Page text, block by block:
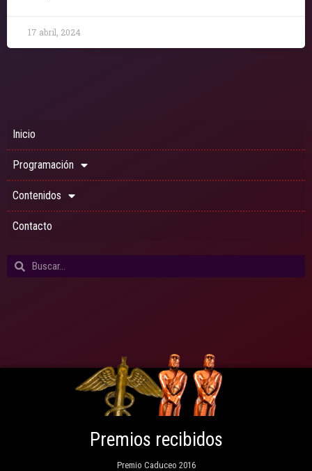
17 abril, 2024
Inicio
Programación
Contenidos
Contacto
Premios recibidos
Premio Caduceo 2016